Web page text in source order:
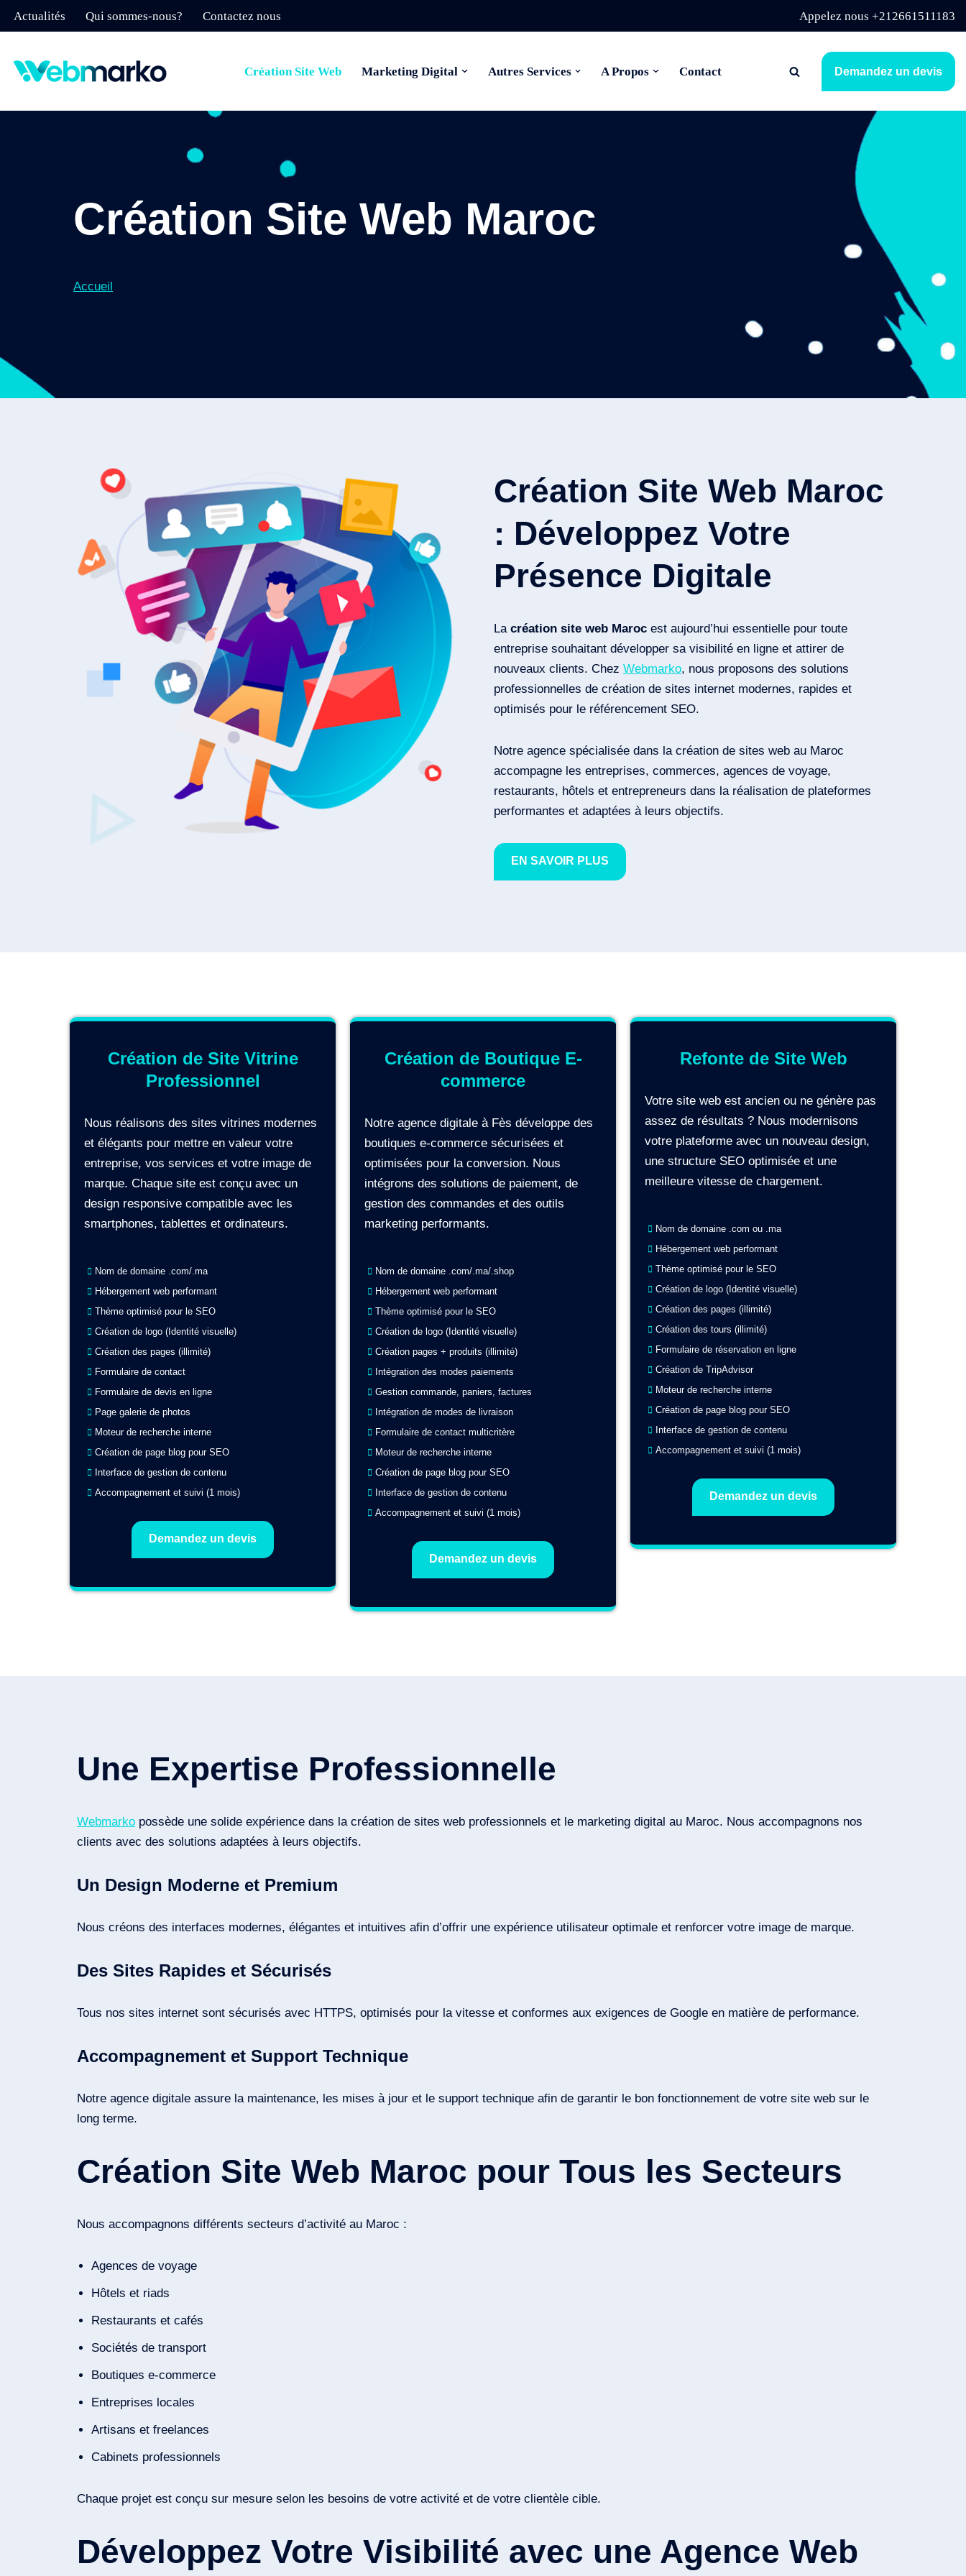
au
contenu
Actualités Qui sommes-nous? Contactez nous Appelez nous +212661511183
Création Site Web Marketing Digital Autres Services A Propos Contact Demandez un devis
Création Site Web Maroc
Accueil
Création Site Web Maroc
: Développez Votre
Présence Digitale
La création site web Maroc est aujourd’hui essentielle pour toute
entreprise souhaitant développer sa visibilité en ligne et attirer de
nouveaux clients. Chez Webmarko, nous proposons des solutions
professionnelles de création de sites internet modernes, rapides et
optimisés pour le référencement SEO.
Notre agence spécialisée dans la création de sites web au Maroc
accompagne les entreprises, commerces, agences de voyage,
restaurants, hôtels et entrepreneurs dans la réalisation de plateformes
performantes et adaptées à leurs objectifs.
EN SAVOIR PLUS
Création de Site Vitrine
Professionnel
Nous réalisons des sites vitrines modernes
et élégants pour mettre en valeur votre
entreprise, vos services et votre image de
marque. Chaque site est conçu avec un
design responsive compatible avec les
smartphones, tablettes et ordinateurs.
Nom de domaine .com/.ma
Hébergement web performant
Thème optimisé pour le SEO
Création de logo (Identité visuelle)
Création des pages (illimité)
Formulaire de contact
Formulaire de devis en ligne
Page galerie de photos
Moteur de recherche interne
Création de page blog pour SEO
Interface de gestion de contenu
Accompagnement et suivi (1 mois)
Demandez un devis
Création de Boutique E-
commerce
Notre agence digitale à Fès développe des
boutiques e-commerce sécurisées et
optimisées pour la conversion. Nous
intégrons des solutions de paiement, de
gestion des commandes et des outils
marketing performants.
Nom de domaine .com/.ma/.shop
Hébergement web performant
Thème optimisé pour le SEO
Création de logo (Identité visuelle)
Création pages + produits (illimité)
Intégration des modes paiements
Gestion commande, paniers, factures
Intégration de modes de livraison
Formulaire de contact multicritère
Moteur de recherche interne
Création de page blog pour SEO
Interface de gestion de contenu
Accompagnement et suivi (1 mois)
Demandez un devis
Refonte de Site Web
Votre site web est ancien ou ne génère pas
assez de résultats ? Nous modernisons
votre plateforme avec un nouveau design,
une structure SEO optimisée et une
meilleure vitesse de chargement.
Nom de domaine .com ou .ma
Hébergement web performant
Thème optimisé pour le SEO
Création de logo (Identité visuelle)
Création des pages (illimité)
Création des tours (illimité)
Formulaire de réservation en ligne
Création de TripAdvisor
Moteur de recherche interne
Création de page blog pour SEO
Interface de gestion de contenu
Accompagnement et suivi (1 mois)
Demandez un devis
Une Expertise Professionnelle
Webmarko possède une solide expérience dans la création de sites web professionnels et le marketing digital au Maroc. Nous accompagnons nos
clients avec des solutions adaptées à leurs objectifs.
Un Design Moderne et Premium
Nous créons des interfaces modernes, élégantes et intuitives afin d’offrir une expérience utilisateur optimale et renforcer votre image de marque.
Des Sites Rapides et Sécurisés
Tous nos sites internet sont sécurisés avec HTTPS, optimisés pour la vitesse et conformes aux exigences de Google en matière de performance.
Accompagnement et Support Technique
Notre agence digitale assure la maintenance, les mises à jour et le support technique afin de garantir le bon fonctionnement de votre site web sur le
long terme.
Création Site Web Maroc pour Tous les Secteurs
Nous accompagnons différents secteurs d’activité au Maroc :
Agences de voyage
Hôtels et riads
Restaurants et cafés
Sociétés de transport
Boutiques e-commerce
Entreprises locales
Artisans et freelances
Cabinets professionnels
Chaque projet est conçu sur mesure selon les besoins de votre activité et de votre clientèle cible.
Développez Votre Visibilité avec une Agence Web